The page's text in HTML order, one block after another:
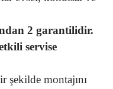
2 garantilidir.
servise
şekilde montajını